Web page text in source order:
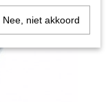
Nee, niet akkoord